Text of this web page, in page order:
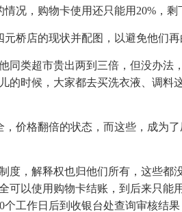
况，购物卡使用还只能用20%，剩
桥店的现状并配图，以避免他们再
同类超市贵出两到三倍，但没办法
的时候，大家都去买洗衣液、调料
价格翻倍的状态，而这些，成为
度，解释权也归他们所有，这些都
以使用购物卡结账，到后来只能
工作日后到收银台处查询审核结